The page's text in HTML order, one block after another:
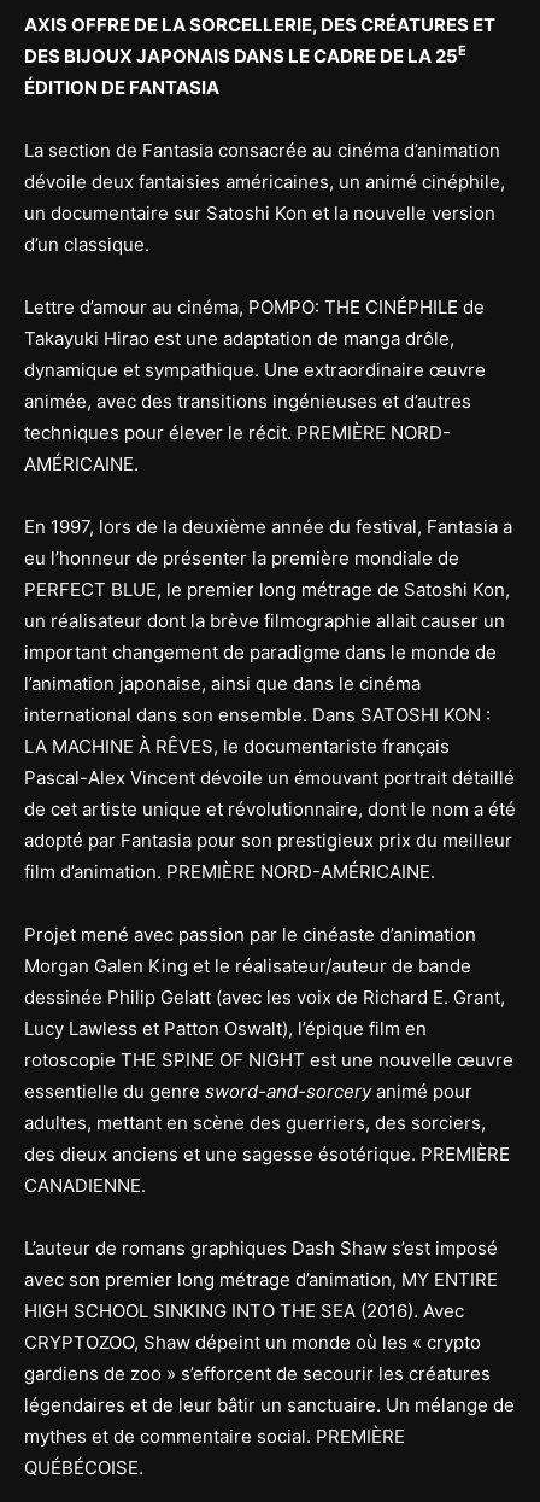
AXIS OFFRE DE LA SORCELLERIE, DES CRÉATURES ET
DES BIJOUX JAPONAIS DANS LE CADRE DE LA 25E
ÉDITION DE FANTASIA
La section de Fantasia consacrée au cinéma d’animation
dévoile deux fantaisies américaines, un animé cinéphile,
un documentaire sur Satoshi Kon et la nouvelle version
d’un classique.
Lettre d’amour au cinéma, POMPO: THE CINÉPHILE de
Takayuki Hirao est une adaptation de manga drôle,
dynamique et sympathique. Une extraordinaire œuvre
animée, avec des transitions ingénieuses et d’autres
techniques pour élever le récit. PREMIÈRE NORD-
AMÉRICAINE.
En 1997, lors de la deuxième année du festival, Fantasia a
eu l’honneur de présenter la première mondiale de
PERFECT BLUE, le premier long métrage de Satoshi Kon,
un réalisateur dont la brève filmographie allait causer un
important changement de paradigme dans le monde de
l’animation japonaise, ainsi que dans le cinéma
international dans son ensemble. Dans SATOSHI KON :
LA MACHINE À RÊVES, le documentariste français
Pascal-Alex Vincent dévoile un émouvant portrait détaillé
de cet artiste unique et révolutionnaire, dont le nom a été
adopté par Fantasia pour son prestigieux prix du meilleur
film d’animation. PREMIÈRE NORD-AMÉRICAINE.
Projet mené avec passion par le cinéaste d’animation
Morgan Galen King et le réalisateur/auteur de bande
dessinée Philip Gelatt (avec les voix de Richard E. Grant,
Lucy Lawless et Patton Oswalt), l’épique film en
rotoscopie THE SPINE OF NIGHT est une nouvelle œuvre
essentielle du genre sword-and-sorceryanimé pour
adultes, mettant en scène des guerriers, des sorciers,
des dieux anciens et une sagesse ésotérique. PREMIÈRE
CANADIENNE.
L’auteur de romans graphiques Dash Shaw s’est imposé
avec son premier long métrage d’animation, MY ENTIRE
HIGH SCHOOL SINKING INTO THE SEA (2016). Avec
CRYPTOZOO, Shaw dépeint un monde où les « crypto
gardiens de zoo » s’efforcent de secourir les créatures
légendaires et de leur bâtir un sanctuaire. Un mélange de
mythes et de commentaire social. PREMIÈRE
QUÉBÉCOISE.